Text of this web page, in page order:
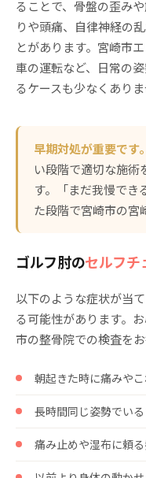
ることで、骨盤の歪み
りや頭痛、自律神経の
とがあります。宮崎市
車の運転など、日常の
るケースも少なくありま
早期対処が重要です。
い段階で適切な施術
す。「まだ我慢でき
た段階で宮崎市の宮
ゴルフ肘のセルフチ
以下のような症状が当
る可能性があります。
市の整骨院での検査をお
朝起きた時に痛みや
長時間同じ姿勢でい
痛み止めや湿布に頼